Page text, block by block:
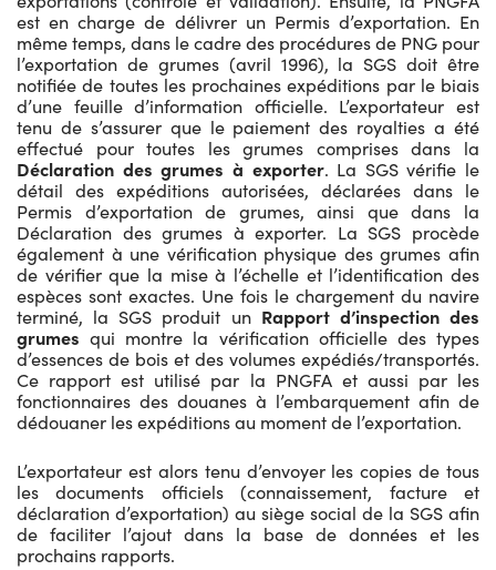
est en charge de délivrer un Permis d’exportation. En
même temps, dans le cadre des procédures de PNG pour
l’exportation de grumes (avril 1996), la SGS doit être
notifiée de toutes les prochaines expéditions par le biais
d’une feuille d’information officielle. L’exportateur est
tenu de s’assurer que le paiement des royalties a été
effectué pour toutes les grumes comprises dans la
Déclaration des grumes à exporter. La SGS vérifie le
détail des expéditions autorisées, déclarées dans le
Permis d’exportation de grumes, ainsi que dans la
Déclaration des grumes à exporter. La SGS procède
également à une vérification physique des grumes afin
de vérifier que la mise à l’échelle et l’identification des
espèces sont exactes. Une fois le chargement du navire
terminé, la SGS produit un Rapport d’inspection des
grumes qui montre la vérification officielle des types
d’essences de bois et des volumes expédiés/transportés.
Ce rapport est utilisé par la PNGFA et aussi par les
fonctionnaires des douanes à l’embarquement afin de
dédouaner les expéditions au moment de l’exportation.
L’exportateur est alors tenu d’envoyer les copies de tous
les documents officiels (connaissement, facture et
déclaration d’exportation) au siège social de la SGS afin
de faciliter l’ajout dans la base de données et les
prochains rapports.